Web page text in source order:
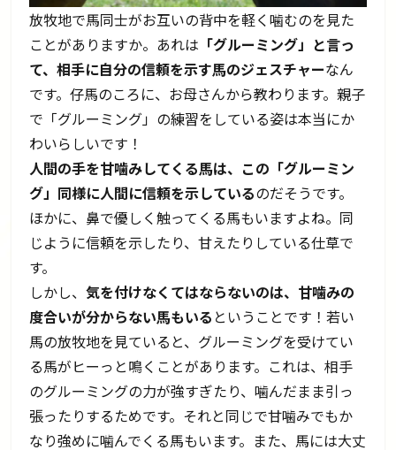
放牧地で馬同士がお互いの背中を軽く噛むのを見た
ことがありますか。あれは 「グルーミング」と言っ
て、相手に自分の信頼を示す馬のジェスチャーなん
です。仔馬のころに、お母さんから教わります。親子
で「グルーミング」の練習をしている姿は本当にか
わいらしいです！
人間の手を甘噛みしてくる馬は、この「グルーミン
グ」同様に人間に信頼を示しているのだそうです。
ほかに、鼻で優しく触ってくる馬もいますよね。同
じように信頼を示したり、甘えたりしている仕草で
す。
しかし、気を付けなくてはならないのは、甘噛みの
度合いが分からない馬もいる ということです！若い
馬の放牧地を見ていると、グルーミングを受けてい
る馬がヒーっと鳴くことがあります。これは、相手
のグルーミングの力が強すぎたり、噛んだまま引っ
張ったりするためです。それと同じで甘噛みでもか
なり強めに噛んでくる馬もいます。また、馬には大丈